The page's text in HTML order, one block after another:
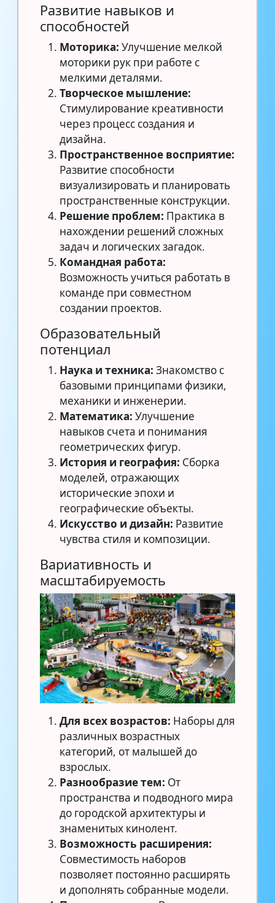
Развитие навыков и
способностей
Моторика: Улучшение мелкой
моторики рук при работе с
мелкими деталями.
Творческое мышление:
Стимулирование креативности
через процесс создания и
дизайна.
Пространственное восприятие:
Развитие способности
визуализировать и планировать
пространственные конструкции.
Решение проблем: Практика в
нахождении решений сложных
задач и логических загадок.
Командная работа:
Возможность учиться работать в
команде при совместном
создании проектов.
Образовательный
потенциал
Наука и техника: Знакомство с
базовыми принципами физики,
механики и инженерии.
Математика: Улучшение
навыков счета и понимания
геометрических фигур.
История и география: Сборка
моделей, отражающих
исторические эпохи и
географические объекты.
Искусство и дизайн: Развитие
чувства стиля и композиции.
Вариативность и
масштабируемость
Для всех возрастов: Наборы для
различных возрастных
категорий, от малышей до
взрослых.
Разнообразие тем: От
пространства и подводного мира
до городской архитектуры и
знаменитых кинолент.
Возможность расширения:
Совместимость наборов
позволяет постоянно расширять
и дополнять собранные модели.